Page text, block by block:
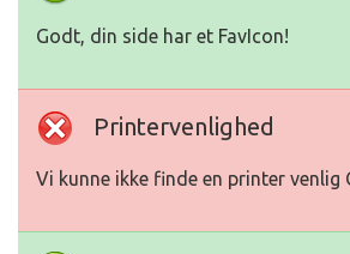
Godt, din side har et FavIcon!
Printervenlighed
Vi kunne ikke finde en printer venlig